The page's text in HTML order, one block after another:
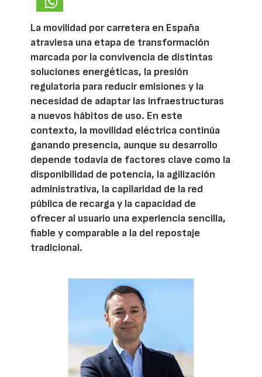
La movilidad por carretera en España
atraviesa una etapa de transformación
marcada por la convivencia de distintas
soluciones energéticas, la presión
regulatoria para reducir emisiones y la
necesidad de adaptar las infraestructuras
a nuevos hábitos de uso. En este
contexto, la movilidad eléctrica continúa
ganando presencia, aunque su desarrollo
depende todavía de factores clave como la
disponibilidad de potencia, la agilización
administrativa, la capilaridad de la red
pública de recarga y la capacidad de
ofrecer al usuario una experiencia sencilla,
fiable y comparable a la del repostaje
tradicional.